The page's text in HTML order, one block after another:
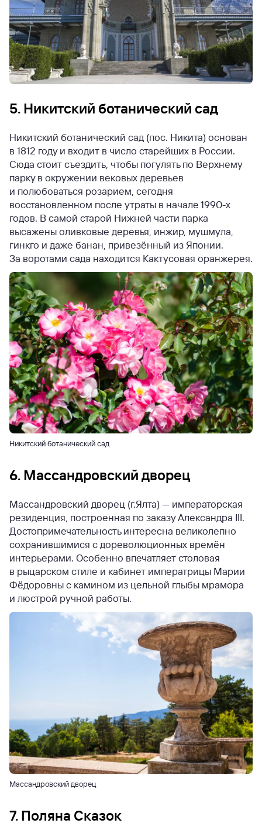
5. Никитский ботанический сад
Никитский ботанический сад (пос. Никита) основан
в 1812 году и входит в число старейших в России.
Сюда стоит съездить, чтобы погулять по Верхнему
парку в окружении вековых деревьев
и полюбоваться розарием, сегодня
восстановленном после утраты в начале 1990-х
годов. В самой старой Нижней части парка
высажены оливковые деревья, инжир, мушмула,
гинкго и даже банан, привезённый из Японии.
За воротами сада находится Кактусовая оранжерея.
Никитский ботанический сад
6. Массандровский дворец
Массандровский дворец (г.Ялта) — императорская
резиденция, построенная по заказу Александра III.
Достопримечательность интересна великолепно
сохранившимися с дореволюционных времён
интерьерами. Особенно впечатляет столовая
в рыцарском стиле и кабинет императрицы Марии
Фёдоровны с камином из цельной глыбы мрамора
и люстрой ручной работы.
Массандровский дворец
7. Поляна Сказок